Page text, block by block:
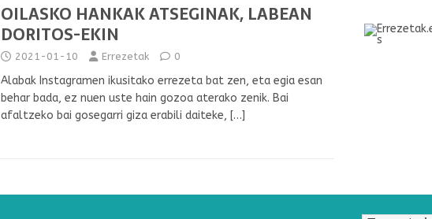
OILASKO HANKAK ATSEGINAK, LABEAN
DORITOS-EKIN
2021-01-10 Errezetak 0
Alabak Instagramen ikusitako errezeta bat zen, eta egia esan
behar bada, ez nuen uste hain gozoa aterako zenik. Bai
afaltzeko bai gosegarri giza erabili daiteke, […]